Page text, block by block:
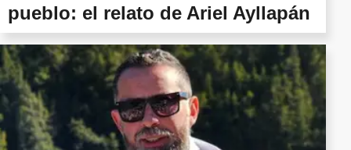
pueblo: el relato de Ariel Ayllapán